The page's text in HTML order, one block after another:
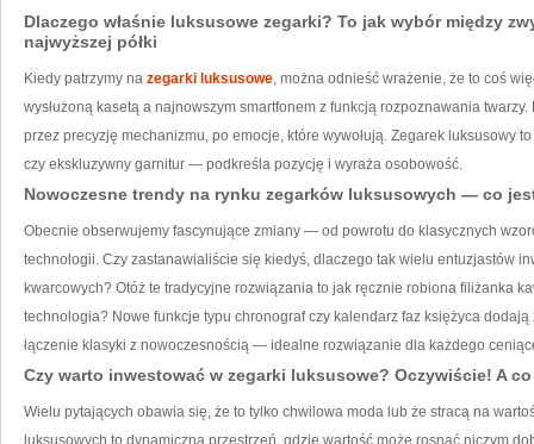
Dlaczego właśnie luksusowe zegarki? To jak wybór między
najwyższej półki
Kiedy patrzymy na zegarki luksusowe, można odnieść wrażenie, że to coś
wysłużoną kasetą a najnowszym smartfonem z funkcją rozpoznawania
przez precyzję mechanizmu, po emocje, które wywołują. Zegarek luksusowy
czy ekskluzywny garnitur — podkreśla pozycję i wyraża osobowość.
Nowoczesne trendy na rynku zegarków luksusowych — co
Obecnie obserwujemy fascynujące zmiany — od powrotu do klasycznych
technologii. Czy zastanawialiście się kiedyś, dlaczego tak wielu entuzjastów
kwarcowych? Otóż te tradycyjne rozwiązania to jak ręcznie robiona filiżanka
technologia? Nowe funkcje typu chronograf czy kalendarz faz księżyca dodają
łączenie klasyki z nowoczesnością — idealne rozwiązanie dla każdego
Czy warto inwestować w zegarki luksusowe? Oczywiście! A
Wielu pytających obawia się, że to tylko chwilowa moda lub że stracą na
luksusowych to dynamiczna przestrzeń, gdzie wartość może rosnąć niczym